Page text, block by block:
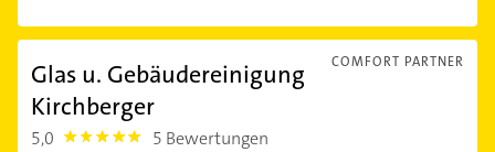
COMFORT PARTNER
Glas u. Gebäudereinigung
Kirchberger
5,0 5.0 5 Bewertungen